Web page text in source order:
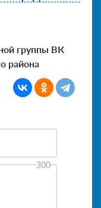
группы ВК
района
300